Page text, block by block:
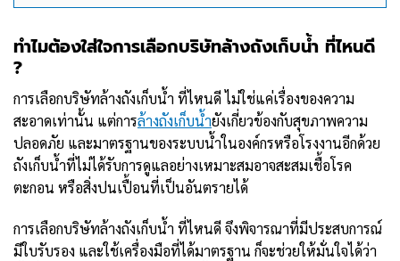
ทำไมต้องใส่ใจการเลือกบริษัทล้างถังเก็บน้ำ ที่ไหนดี
?
การเลือกบริษัทล้างถังเก็บน้ำ ที่ไหนดี ไม่ใช่แค่เรื่องของความ
สะอาดเท่านั้น แต่การล้างถังเก็บน้ำยังเกี่ยวข้องกับสุขภาพความ
ปลอดภัย และมาตรฐานของระบบน้ำในองค์กรหรือโรงงานอีกด้วย
ถังเก็บน้ำที่ไม่ได้รับการดูแลอย่างเหมาะสมอาจสะสมเชื้อโรค
ตะกอน หรือสิ่งปนเปื้อนที่เป็นอันตรายได้
การเลือกบริษัทล้างถังเก็บน้ำ ที่ไหนดี จึงพิจารณาที่มีประสบการณ์
มีใบรับรอง และใช้เครื่องมือที่ได้มาตรฐาน ก็จะช่วยให้มั่นใจได้ว่า